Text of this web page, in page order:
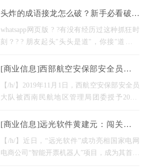
头炸的成语接龙怎么破？新手必看破解
攻略
whatsapp网页版 ? ?有没有经历过这种抓狂时
刻？? ? 朋友起头"头头是道"，你接"道听途
着"二"字大脑直接宕机。别慌！今天咱们就掰
[商业信息]西部航空安保部安全员大队
荣获民航西南地区“青年文明号”
【/h/】2019年11月1日，西航空安保部安全员
大队被西南民航地区管理局团委授予2018-
安全员大队是以青年为主体的青年集体，体
[商业信息]远光软件黄建元：闯关电力
信息化
【/h/】近日，“远光软件”成功亮相国家电网
电商公司“智能开票机器人”项目，成为其首批